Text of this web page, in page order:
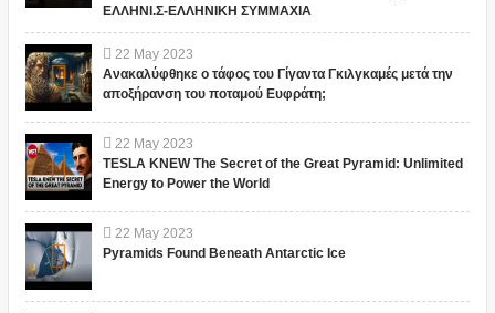
ΕΛΛΗΝΙ.Σ-ΕΛΛΗΝΙΚΗ ΣΥΜΜΑΧΙΑ
22 May 2023
Ανακαλύφθηκε ο τάφος του Γίγαντα Γκιλγκαμές μετά την
αποξήρανση του ποταμού Ευφράτη;
22 May 2023
TESLA KNEW The Secret of the Great Pyramid: Unlimited
Energy to Power the World
22 May 2023
Pyramids Found Beneath Antarctic Ice